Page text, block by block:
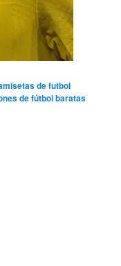
de futbol
de fútbol baratas